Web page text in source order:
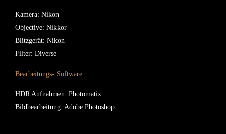
Kamera: Nikon
Objective: Nikkor
Blitzgerät: Nikon
Filter: Diverse
Bearbeitungs- Software
HDR Aufnahmen: Photomatix
Bildbearbeitung: Adobe Photoshop